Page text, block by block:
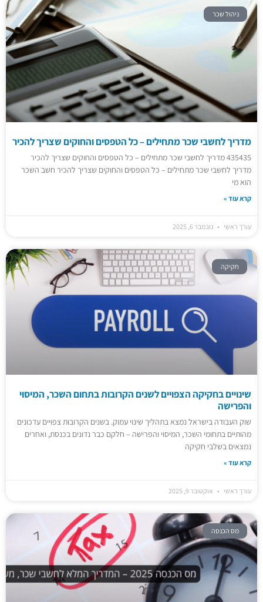
ניהול שכר
מדריך לחשבי שכר מתחילים – כל הטפסים והחוקים שצריך להכיר
435435 מדריך לחשבי שכר מתחילים – כל הטפסים והחוקים שצריך להכיר
מדריך לחשבי שכר מתחילים – כל הטפסים והחוקים שצריך להכיר חשב השכר
הוא מי
קרא עוד »
עורך ראשי נובמבר 6, 2025
חקיקה
שינויים בחקיקה הצפויים לשנים הקרובות בתחום השכר, המיסוי
והפרישה
שוק העבודה בישראל נמצא בתהליך שינוי עמוק. בשנים הקרובות צפויים עדכונים
מהותיים בתחומי השכר, המיסוי והפרישה – חלקם כבר נדונים בכנסת, ואחרים
נמצאים בשלבי חקיקה
קרא עוד »
עורך ראשי אוקטובר 9, 2025
מס הכנסה